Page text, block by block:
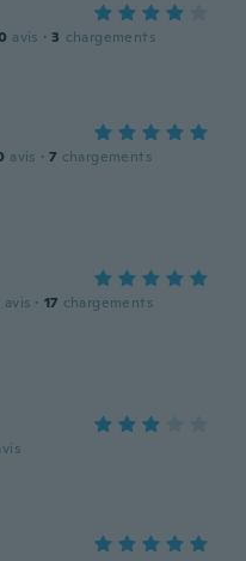
avis · 3 chargements
avis · 7 chargements
avis · 17 chargements